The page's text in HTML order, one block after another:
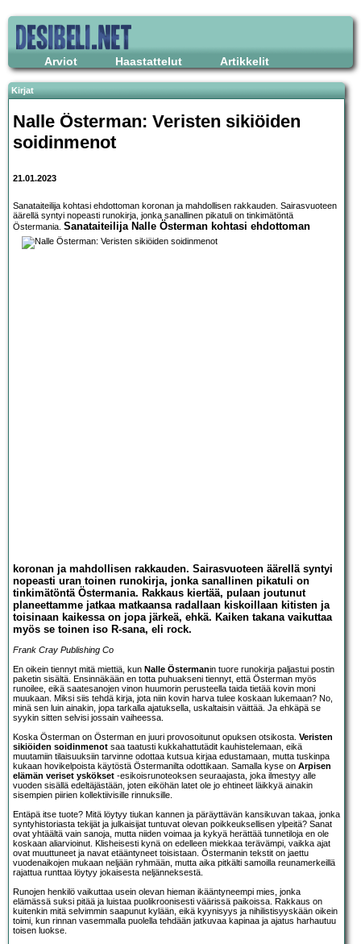
Arviot Haastattelut Artikkelit
Kirjat
Nalle Österman: Veristen sikiöiden
soidinmenot
21.01.2023
Sanataiteilija kohtasi ehdottoman koronan ja mahdollisen rakkauden. Sairasvuoteen
äärellä syntyi nopeasti runokirja, jonka sanallinen pikatuli on tinkimätöntä
Östermania. Sanataiteilija Nalle Österman kohtasi ehdottoman
koronan ja mahdollisen rakkauden. Sairasvuoteen äärellä syntyi
nopeasti uran toinen runokirja, jonka sanallinen pikatuli on
tinkimätöntä Östermania. Rakkaus kiertää, pulaan joutunut
planeettamme jatkaa matkaansa radallaan kiskoillaan kitisten ja
toisinaan kaikessa on jopa järkeä, ehkä. Kaiken takana vaikuttaa
myös se toinen iso R-sana, eli rock.
Frank Cray Publishing Co
En oikein tiennyt mitä miettiä, kun Nalle Östermanin tuore runokirja paljastui postin
paketin sisältä. Ensinnäkään en totta puhuakseni tiennyt, että Österman myös
runoilee, eikä saatesanojen vinon huumorin perusteella taida tietää kovin moni
muukaan. Miksi siis tehdä kirja, jota niin kovin harva tulee koskaan lukemaan? No,
minä sen luin ainakin, jopa tarkalla ajatuksella, uskaltaisin väittää. Ja ehkäpä se
syykin sitten selvisi jossain vaiheessa.
Koska Österman on Österman en juuri provosoitunut opuksen otsikosta. Veristen
sikiöiden soidinmenot saa taatusti kukkahattutädit kauhistelemaan, eikä
muutamiin tilaisuuksiin tarvinne odottaa kutsua kirjaa edustamaan, mutta tuskinpa
kukaan hovikelpoista käytöstä Östermanilta odottikaan. Samalla kyse on Arpisen
elämän veriset yskökset -esikoisrunoteoksen seuraajasta, joka ilmestyy alle
vuoden sisällä edeltäjästään, joten eiköhän latet ole jo ehtineet läikkyä ainakin
sisempien piirien kollektiivisille rinnuksille.
Entäpä itse tuote? Mitä löytyy tiukan kannen ja päräyttävän kansikuvan takaa, jonka
syntyhistoriasta tekijät ja julkaisijat tuntuvat olevan poikkeuksellisen ylpeitä? Sanat
ovat yhtäältä vain sanoja, mutta niiden voimaa ja kykyä herättää tunnetiloja en ole
koskaan aliarvioinut. Klisheisesti kynä on edelleen miekkaa terävämpi, vaikka ajat
ovat muuttuneet ja navat etääntyneet toisistaan. Östermanin tekstit on jaettu
vuodenaikojen mukaan neljään ryhmään, mutta aika pitkälti samoilla reunamerkeillä
rajattua runttaa löytyy jokaisesta neljänneksestä.
Runojen henkilö vaikuttaa usein olevan hieman ikääntyneempi mies, jonka
elämässä suksi pitää ja luistaa puolikroonisesti väärissä paikoissa. Rakkaus on
kuitenkin mitä selvimmin saapunut kylään, eikä kyynisyys ja nihilistisyyskään oikein
toimi, kun rinnan vasemmalla puolella tehdään jatkuvaa kapinaa ja ajatus harhautuu
toisen luokse.